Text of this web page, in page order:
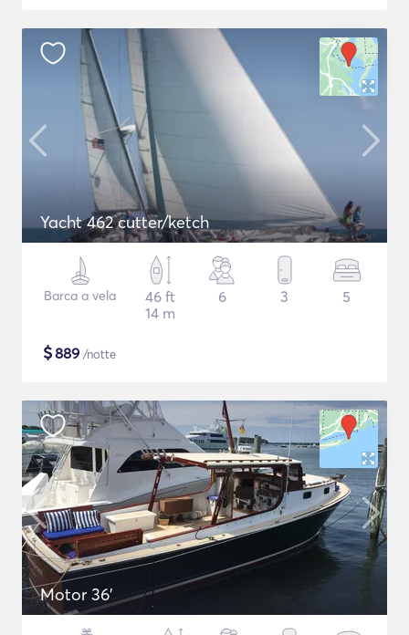
Yacht 462 cutter/ketch
Barca a vela
46 ft
14 m
6 3 5
$889 /notte
Motor 36'